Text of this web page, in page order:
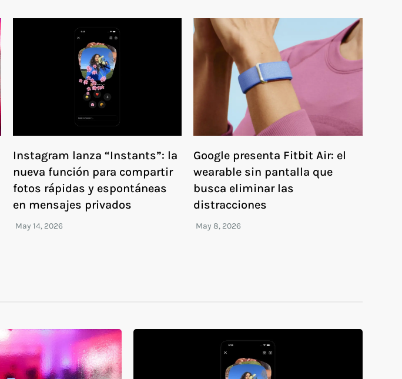
Instagram lanza “Instants”: la
nueva función para compartir
fotos rápidas y espontáneas
en mensajes privados
Google presenta Fitbit Air: el
wearable sin pantalla que
busca eliminar las
distracciones